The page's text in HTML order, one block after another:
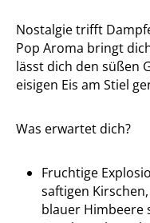
Nostalgie trifft
Pop Aroma bringt
lässt dich den süßen
eisigen Eis am Stiel
Was erwartet dich?
Fruchtige
saftigen
blauer Himbeere